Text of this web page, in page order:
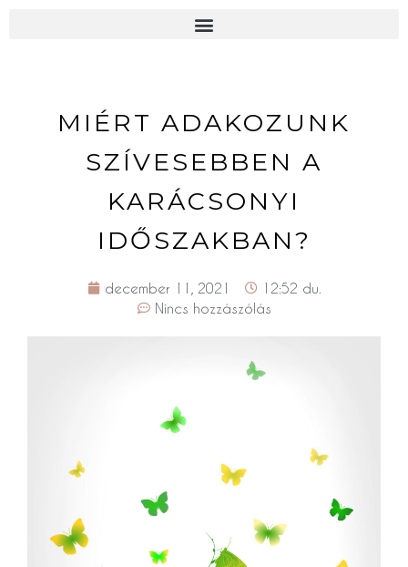
MIÉRT ADAKOZUNK
SZÍVESEBBEN A
KARÁCSONYI
IDŐSZAKBAN?
december 11, 2021
12:52 du.
Nincs hozzászólás